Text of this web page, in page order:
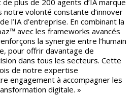
plus de 200 agents d’IA marque
notre volonté constante d’innover
l’IA d’entreprise. En combinant la
avec les frameworks avancés
la synergie entre l’humain
pour offrir davantage de
dans tous les secteurs. Cette
de notre expertise
engagement à accompagner les
digitale. »